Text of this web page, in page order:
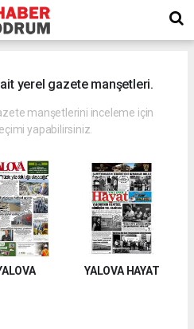
yerel gazete manşetleri.
manşetlerini inceleme için
yapabilirsiniz.
YALOVA HAYAT